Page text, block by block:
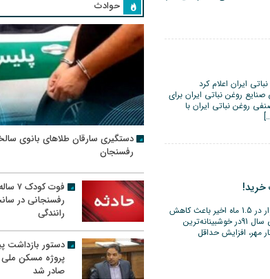
اعلام کرد
روغن نباتی ایران برای
روغن نباتی ایران با
خرید!
خبرگزاری مهر-گروه اقتصادی: افزایش یکباره قیمت‌ها در سبد معیشت خانوار در 1.5 ماه اخیر باعث کاهش
قدرت خرید کارگران شده است به نحوی که حداقل دستمزد 389هزار تومانی سال 91در خوشبینانه‌ترین
مهر، افزایش حداقل
حوادث
دستگیری سارقان طلاهای بانوی
رفسنجان
فوت کودک ۷ ساله
رفسنجانی در
رانندگی
دستور بازداشت
پروژه مسکن
صادر شد